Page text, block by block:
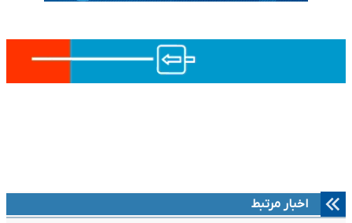
اخبار مرتبط